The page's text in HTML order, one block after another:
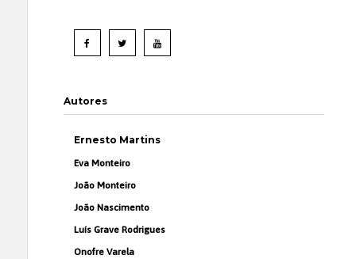
Autores
Ernesto Martins
Eva Monteiro
João Monteiro
João Nascimento
Luís Grave Rodrigues
Onofre Varela